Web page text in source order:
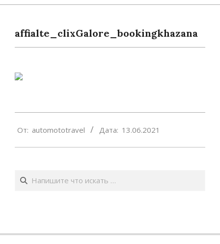
affialte_clixGalore_bookingkhazana
06-
От: automototravel Дата: 13.06.2021
Поиск